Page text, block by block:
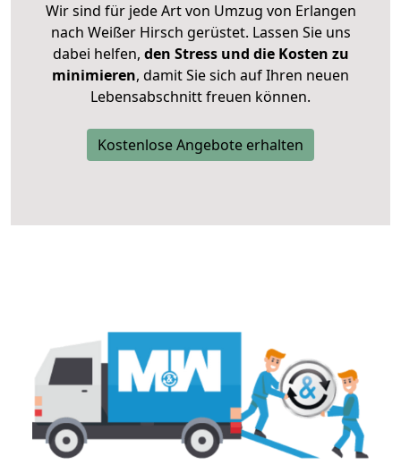
Wir sind für jede Art von Umzug von Erlangen
nach Weißer Hirsch gerüstet. Lassen Sie uns
dabei helfen, den Stress und die Kosten zu
minimieren, damit Sie sich auf Ihren neuen
Lebensabschnitt freuen können.
Kostenlose Angebote erhalten